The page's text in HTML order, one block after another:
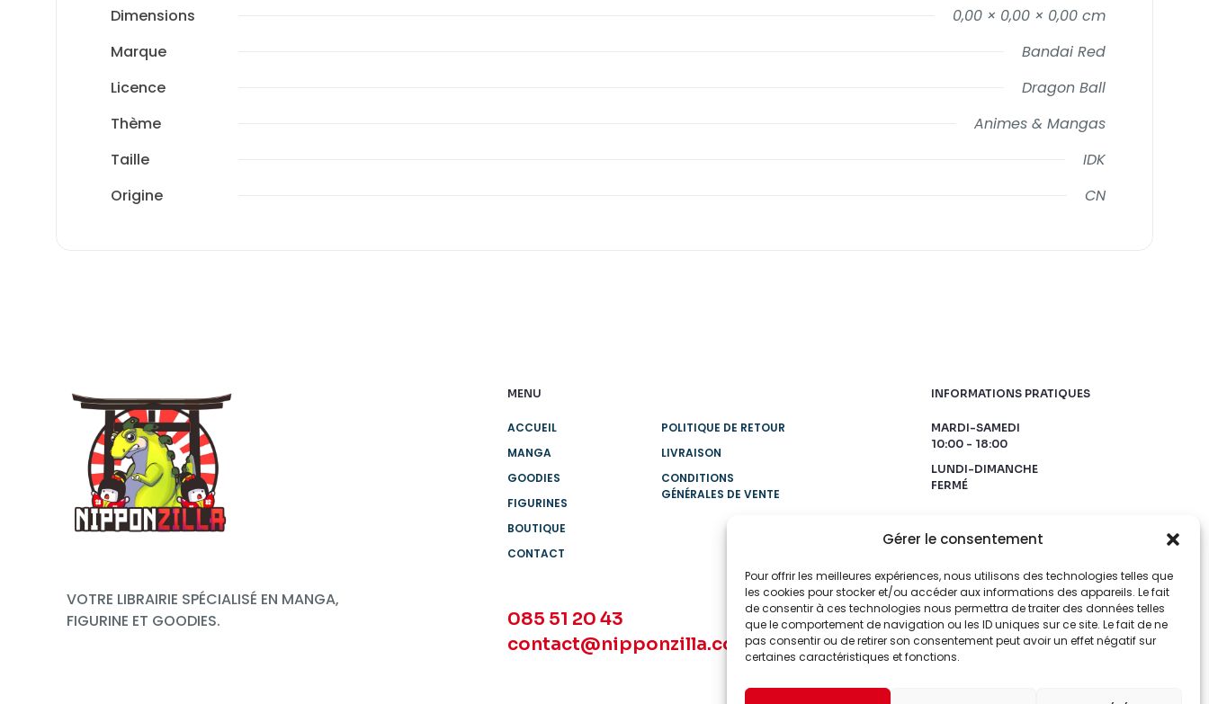
Gérer le consentement
Pour offrir les meilleures expériences, nous utilisons des technologies telles que
les cookies pour stocker et/ou accéder aux informations des appareils. Le fait
de consentir à ces technologies nous permettra de traiter des données telles
que le comportement de navigation ou les ID uniques sur ce site. Le fait de ne
pas consentir ou de retirer son consentement peut avoir un effet négatif sur
certaines caractéristiques et fonctions.
Dimensions
0,00 × 0,00 × 0,00 cm
Marque
Bandai Red
Licence
Dragon Ball
Thème
Animes & Mangas
Taille
IDK
Origine
CN
VOTRE LIBRAIRIE SPÉCIALISÉ EN MANGA,
FIGURINE ET GOODIES.
MENU
ACCUEIL
MANGA
GOODIES
FIGURINES
BOUTIQUE
CONTACT
POLITIQUE DE RETOUR
LIVRAISON
CONDITIONS
GÉNÉRALES DE VENTE
085 51 20 43
contact@nipponzilla.com
INFORMATIONS PRATIQUES
MARDI-SAMEDI
10:00 - 18:00
LUNDI-DIMANCHE
FERMÉ